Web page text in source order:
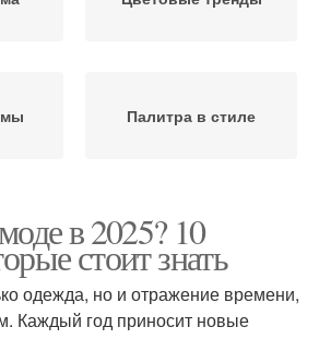
Палитра в стиле
в 2025? 10
стоит знать
одежда, но и отражение времени,
Каждый год приносит новые